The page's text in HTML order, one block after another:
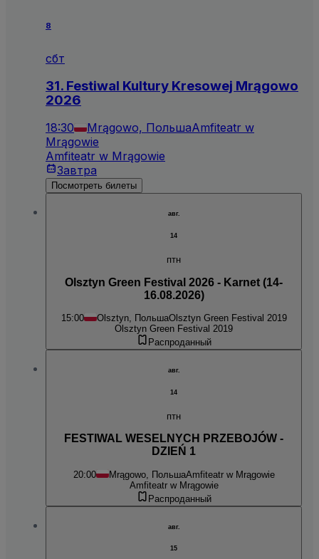
8
сбт
31. Festiwal Kultury Kresowej Mrągowo
2026
18:30 Mrągowo, ПольшаAmfiteatr w
Mrągowie
Amfiteatr w Mrągowie
Завтра
Посмотреть билеты
авг.
14
птн
Olsztyn Green Festival 2026 - Karnet (14-
16.08.2026)
15:00 Olsztyn, ПольшаOlsztyn Green Festival 2019
Olsztyn Green Festival 2019
Распроданный
авг.
14
птн
FESTIWAL WESELNYCH PRZEBOJÓW -
DZIEŃ 1
20:00 Mrągowo, ПольшаAmfiteatr w Mrągowie
Amfiteatr w Mrągowie
Распроданный
авг.
15